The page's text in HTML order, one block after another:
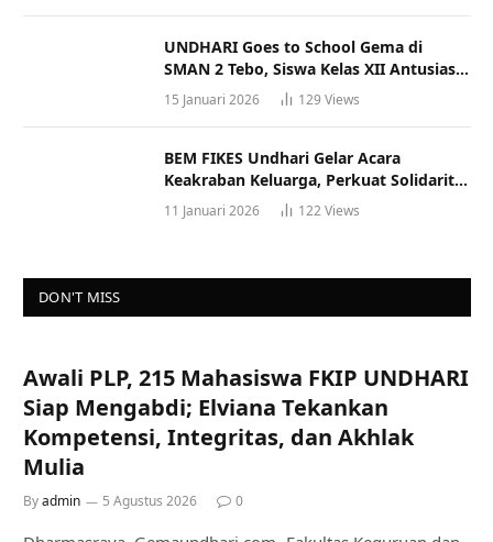
UNDHARI Goes to School Gema di
SMAN 2 Tebo, Siswa Kelas XII Antusias
Ikuti Sosialisasi Kampus Berkualitas
15 Januari 2026 129 Views
BEM FIKES Undhari Gelar Acara
Keakraban Keluarga, Perkuat Solidaritas
dan Gaya Hidup Sehat
11 Januari 2026 122Views
DON'T MISS
Awali PLP, 215 Mahasiswa FKIP UNDHARI
Siap Mengabdi; Elviana Tekankan
Kompetensi, Integritas, dan Akhlak
Mulia
Byadmin 5 Agustus 2026 0